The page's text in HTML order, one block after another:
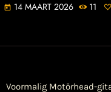
today 14 MAART 2026 11
Voormalig Motörhead-